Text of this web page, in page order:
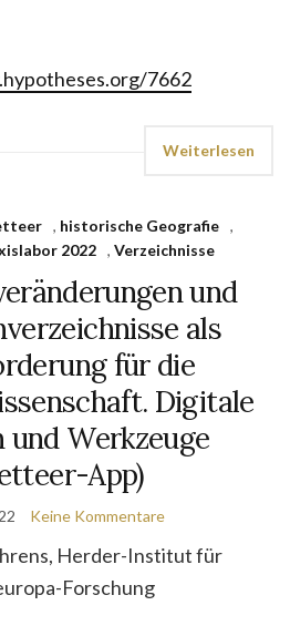
7662
Weiterlesen
, historische Geografie ,
2022 , Verzeichnisse
und
als
für die
Digitale
und Werkzeuge
App)
Keine Kommentare
Herder-Institut für
Forschung